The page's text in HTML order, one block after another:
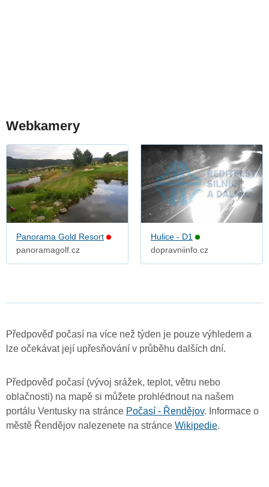
Webkamery
Panorama Gold Resort
panoramagolf.cz
Hulice - D1
dopravniinfo.cz
Předpověď počasí na více než týden je pouze výhledem a
lze očekávat její upřesňování v průběhu dalších dní.
Předpověď počasí (vývoj srážek, teplot, větru nebo
oblačnosti) na mapě si můžete prohlédnout na našem
portálu Ventusky na stránce Počasí - Řendějov. Informace o
městě Řendějov nalezenete na stránce Wikipedie.